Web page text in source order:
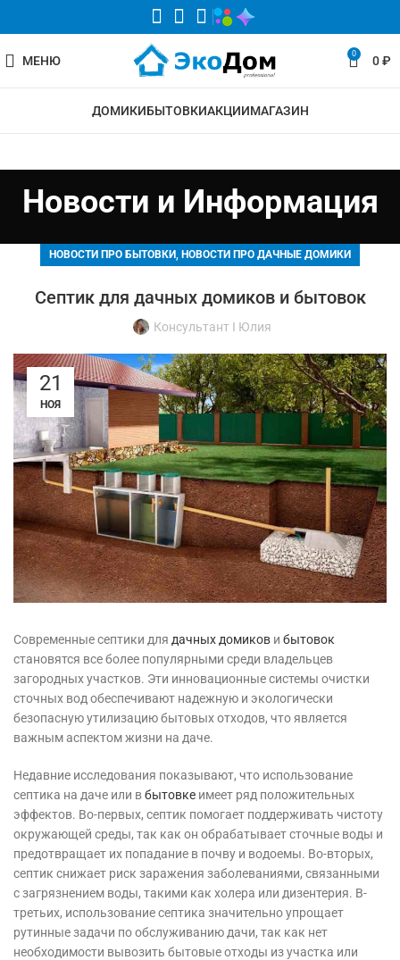
МЕНЮ 0 0₽
ДОМИКИБЫТОВКИАКЦИИМАГАЗИН
Новости и Информация
НОВОСТИ ПРО БЫТОВКИ, НОВОСТИ ПРО ДАЧНЫЕ ДОМИКИ
Септик для дачных домиков и бытовок
Консультант I Юлия
21
НОЯ
Современные септики для дачных домиков и бытовок
становятся все более популярными среди владельцев
загородных участков. Эти инновационные системы очистки
сточных вод обеспечивают надежную и экологически
безопасную утилизацию бытовых отходов, что является
важным аспектом жизни на даче.
Недавние исследования показывают, что использование
септика на даче или вбытовке имеет ряд положительных
эффектов. Во-первых, септик помогает поддерживать чистоту
окружающей среды, так как он обрабатывает сточные воды и
предотвращает их попадание в почву и водоемы. Во-вторых,
септик снижает риск заражения заболеваниями, связанными
с загрязнением воды, такими как холера или дизентерия. В-
третьих, использование септика значительно упрощает
рутинные задачи по обслуживанию дачи, так как нет
необходимости вывозить бытовые отходы из участка или